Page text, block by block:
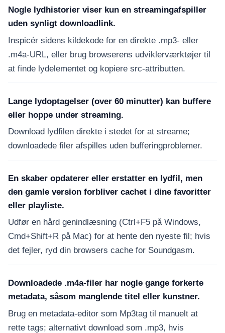
Nogle lydhistorier viser kun en streamingafspiller
uden synligt downloadlink.
Inspicér sidens kildekode for en direkte .mp3- eller
.m4a-URL, eller brug browserens udviklerværktøjer til
at finde lydelementet og kopiere src-attributten.
Lange lydoptagelser (over 60 minutter) kan buffere
eller hoppe under streaming.
Download lydfilen direkte i stedet for at streame;
downloadede filer afspilles uden bufferingproblemer.
En skaber opdaterer eller erstatter en lydfil, men
den gamle version forbliver cachet i dine favoritter
eller playliste.
Udfør en hård genindlæsning (Ctrl+F5 på Windows,
Cmd+Shift+R på Mac) for at hente den nyeste fil; hvis
det fejler, ryd din browsers cache for Soundgasm.
Downloadede .m4a-filer har nogle gange forkerte
metadata, såsom manglende titel eller kunstner.
Brug en metadata-editor som Mp3tag til manuelt at
rette tags; alternativt download som .mp3, hvis